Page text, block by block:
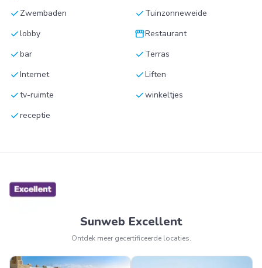
check Zwembaden check Tuinzonneweide
checklobby storefrontRestaurant
checkbar check Terras
checkInternet checkLiften
checktv-ruimte checkwinkeltjes
checkreceptie
Sunweb Excellent
Ontdek meer gecertificeerde locaties.